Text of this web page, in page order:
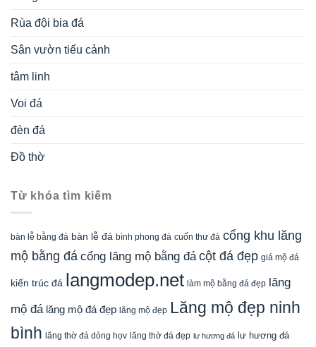
Rùa đội bia đá
Sân vườn tiểu cảnh
tâm linh
Voi đá
đèn đá
Đồ thờ
Từ khóa tìm kiếm
bàn lễ bằng đá bàn lễ đá bình phong đá cuốn thư đá cổng khu lăng
mộ bằng đá cổng lăng mộ bằng đá cột đá đẹp giá mộ đá
kiến trúc đá langmodep.net làm mộ bằng đá đẹp lăng
mộ đá lăng mộ đá đẹp lăng mộ đẹp Lăng mộ đẹp ninh
bình lăng thờ đá dòng họv lăng thờ đá đẹp lư hương đá lư hương đá